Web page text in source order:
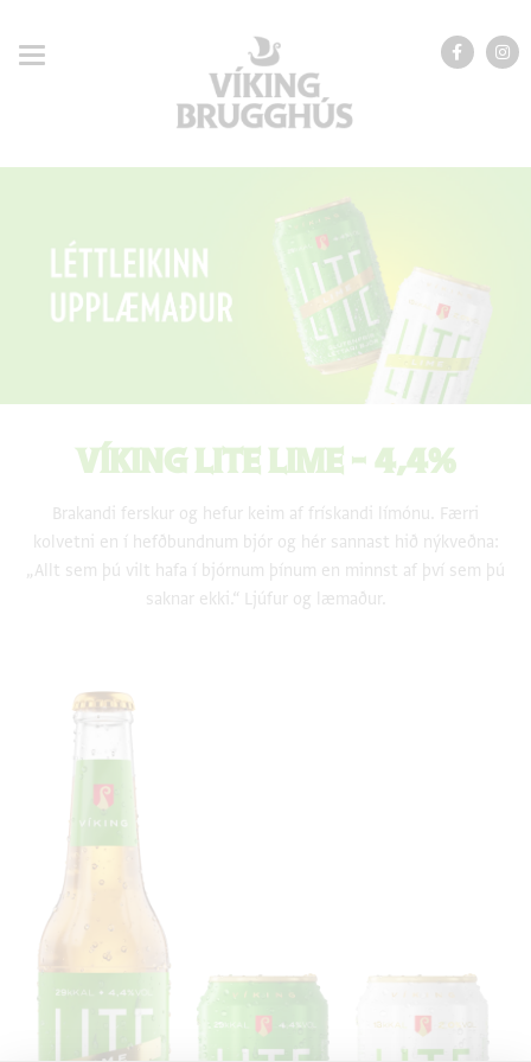
VÍKING LITE LIME - 4,4%
Brakandi ferskur og hefur keim af frískandi límónu. Færri
kolvetni en í hefðbundnum bjór og hér sannast hið nýkveðna:
„Allt sem þú vilt hafa í bjórnum þínum en minnst af því sem þú
saknar ekki.“ Ljúfur og læmaður.